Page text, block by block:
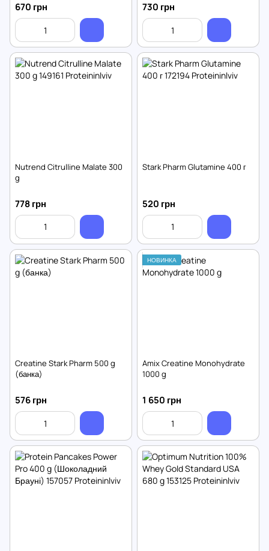
670 грн 730 грн
Nutrend Citrulline Malate 300
g
778 грн
Stark Pharm Glutamine 400 г
520 грн
Creatine Stark Pharm 500 g
(банка)
576 грн
НОВИНКА
Amix Creatine Monohydrate
1000 g
1 650 грн